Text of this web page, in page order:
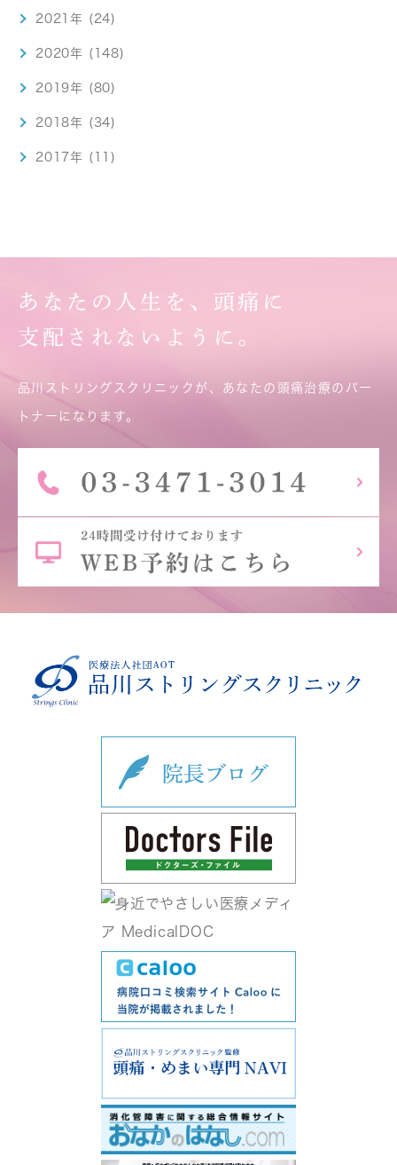
2021年 (24)
2020年 (148)
2019年 (80)
2018年 (34)
2017年 (11)
あなたの人生を、頭痛に
支配されないように。
品川ストリングスクリニックが、あなたの頭痛治療のパー
トナーになります。